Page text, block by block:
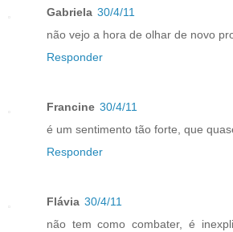
Gabriela 30/4/11
não vejo a hora de olhar de novo
Responder
Francine 30/4/11
é um sentimento tão forte, que
Responder
Flávia 30/4/11
não tem como combater, é